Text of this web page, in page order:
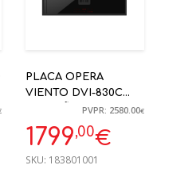
PLACA OPERA
VIENTO DVI-830C
INDUÇÃO 83CM C/
EXAUSTÃO E
RECIRCULAÇÃO A+
PVPR: 2580.00€
1799,00€
SKU: 183801001